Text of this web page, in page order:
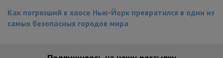
Как погрязший в хаосе Нью-Йорк превратился в один из
самых безопасных городов мира